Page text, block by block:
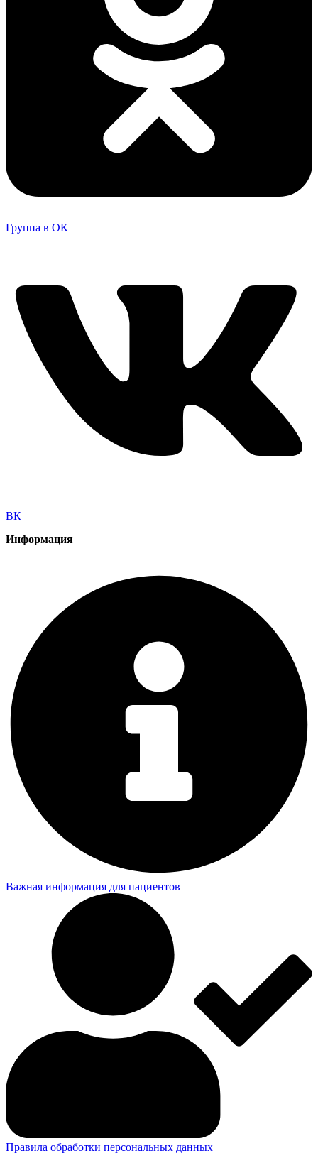
Группа в ОК
ВК
Информация
Важная информация для пациентов
Правила обработки персональных данных